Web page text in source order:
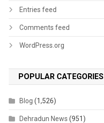
Entries feed
Comments feed
WordPress.org
POPULAR CATEGORIES
Blog (1,526)
Dehradun News (951)